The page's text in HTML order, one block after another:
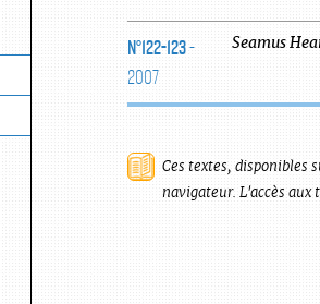
N°122-123-
2007
Seamus
Ces textes, disponibles
navigateur. L'accès aux